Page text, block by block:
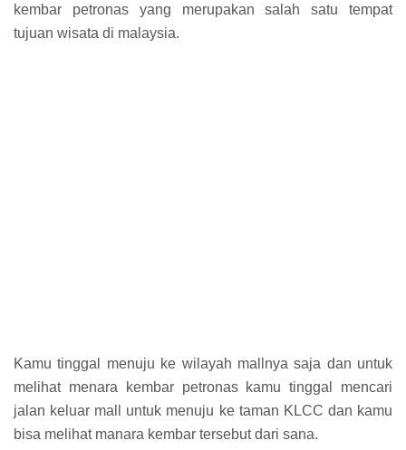
kembar petronas yang merupakan salah satu tempat
tujuan wisata di malaysia.
Kamu tinggal menuju ke wilayah mallnya saja dan untuk
melihat menara kembar petronas kamu tinggal mencari
jalan keluar mall untuk menuju ke taman KLCC dan kamu
bisa melihat manara kembar tersebut dari sana.